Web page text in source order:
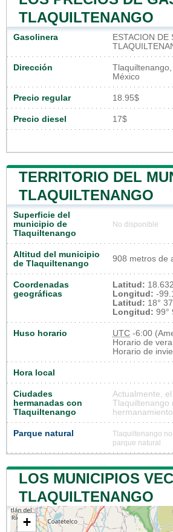
TLAQUILTENANGO
Gasolinera
ESTACION DE
Dirección
México
Precio regular 18.95$
Precio diesel 17$
TERRITORIO DEL
TLAQUILTENANGO
Superficie del
municipio de
Tlaquiltenango
No disponible
Altitud del municipio
de Tlaquiltenango
908 metros de
Coordenadas
geográficas
Latitud:
Longitud: -
Latitud: 18°
Longitud: 99°
Huso horario UTC -6:00
Horario de
Horario de
Hora local
Ciudades
hermanadas con
Tlaquiltenango
Actualmente,
Tlaquiltenango
hermanamiento
Parque natural
Tlaquiltenango
parque natural
LOS MUNICIPIOS
TLAQUILTENANGO
+